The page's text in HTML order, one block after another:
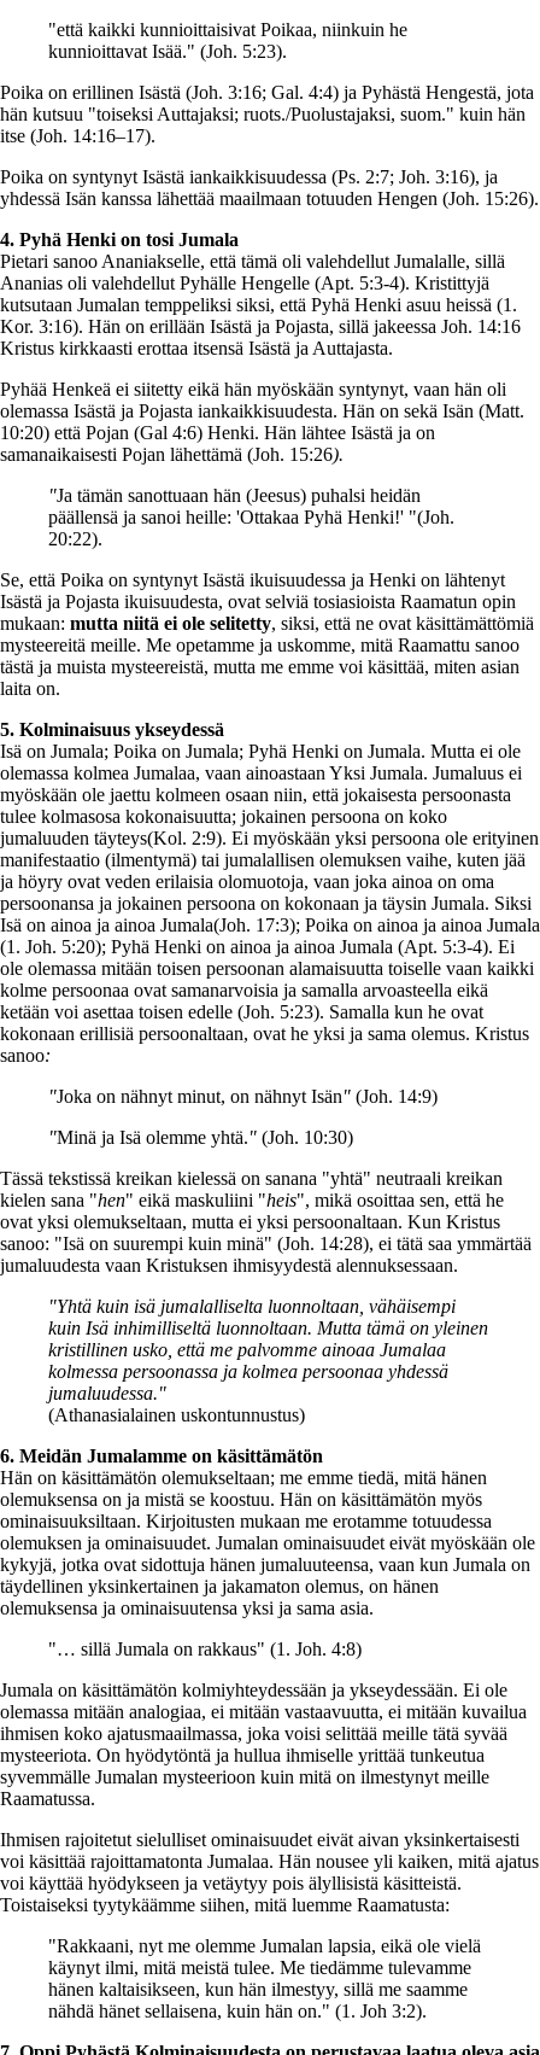
"että kaikki kunnioittaisivat Poikaa, niinkuin he
kunnioittavat Isää." (Joh. 5:23).
Poika on erillinen Isästä (Joh. 3:16; Gal. 4:4) ja Pyhästä Hengestä, jota
hän kutsuu "toiseksi Auttajaksi; ruots./Puolustajaksi, suom." kuin hän
itse (Joh. 14:16–17).
Poika on syntynyt Isästä iankaikkisuudessa (Ps. 2:7; Joh. 3:16), ja
yhdessä Isän kanssa lähettää maailmaan totuuden Hengen (Joh. 15:26).
4. Pyhä Henki on tosi Jumala
Pietari sanoo Ananiakselle, että tämä oli valehdellut Jumalalle, sillä
Ananias oli valehdellut Pyhälle Hengelle (Apt. 5:3-4). Kristittyjä
kutsutaan Jumalan temppeliksi siksi, että Pyhä Henki asuu heissä (1.
Kor. 3:16). Hän on erillään Isästä ja Pojasta, sillä jakeessa Joh. 14:16
Kristus kirkkaasti erottaa itsensä Isästä ja Auttajasta.
Pyhää Henkeä ei siitetty eikä hän myöskään syntynyt, vaan hän oli
olemassa Isästä ja Pojasta iankaikkisuudesta. Hän on sekä Isän (Matt.
10:20) että Pojan (Gal 4:6) Henki. Hän lähtee Isästä ja on
samanaikaisesti Pojan lähettämä (Joh. 15:26).
"Ja tämän sanottuaan hän (Jeesus) puhalsi heidän
päällensä ja sanoi heille: 'Ottakaa Pyhä Henki!' "(Joh.
20:22).
Se, että Poika on syntynyt Isästä ikuisuudessa ja Henki on lähtenyt
Isästä ja Pojasta ikuisuudesta, ovat selviä tosiasioista Raamatun opin
mukaan: mutta niitä ei ole selitetty, siksi, että ne ovat käsittämättömiä
mysteereitä meille. Me opetamme ja uskomme, mitä Raamattu sanoo
tästä ja muista mysteereistä, mutta me emme voi käsittää, miten asian
laita on.
5. Kolminaisuus ykseydessä
Isä on Jumala; Poika on Jumala; Pyhä Henki on Jumala. Mutta ei ole
olemassa kolmea Jumalaa, vaan ainoastaan Yksi Jumala. Jumaluus ei
myöskään ole jaettu kolmeen osaan niin, että jokaisesta persoonasta
tulee kolmasosa kokonaisuutta; jokainen persoona on koko
jumaluuden täyteys(Kol. 2:9). Ei myöskään yksi persoona ole erityinen
manifestaatio (ilmentymä) tai jumalallisen olemuksen vaihe, kuten jää
ja höyry ovat veden erilaisia olomuotoja, vaan joka ainoa on oma
persoonansa ja jokainen persoona on kokonaan ja täysin Jumala. Siksi
Isä on ainoa ja ainoa Jumala(Joh. 17:3); Poika on ainoa ja ainoa Jumala
(1. Joh. 5:20); Pyhä Henki on ainoa ja ainoa Jumala (Apt. 5:3-4). Ei
ole olemassa mitään toisen persoonan alamaisuutta toiselle vaan kaikki
kolme persoonaa ovat samanarvoisia ja samalla arvoasteella eikä
ketään voi asettaa toisen edelle (Joh. 5:23). Samalla kun he ovat
kokonaan erillisiä persoonaltaan, ovat he yksi ja sama olemus. Kristus
sanoo:
"Joka on nähnyt minut, on nähnyt Isän" (Joh. 14:9)
"Minä ja Isä olemme yhtä." (Joh. 10:30)
Tässä tekstissä kreikan kielessä on sanana "yhtä" neutraali kreikan
kielen sana "hen" eikä maskuliini "heis", mikä osoittaa sen, että he
ovat yksi olemukseltaan, mutta ei yksi persoonaltaan. Kun Kristus
sanoo: "Isä on suurempi kuin minä" (Joh. 14:28), ei tätä saa ymmärtää
jumaluudesta vaan Kristuksen ihmisyydestä alennuksessaan.
"Yhtä kuin isä jumalalliselta luonnoltaan, vähäisempi
kuin Isä inhimilliseltä luonnoltaan. Mutta tämä on yleinen
kristillinen usko, että me palvomme ainoaa Jumalaa
kolmessa persoonassa ja kolmea persoonaa yhdessä
jumaluudessa."
(Athanasialainen uskontunnustus)
6. Meidän Jumalamme on käsittämätön
Hän on käsittämätön olemukseltaan; me emme tiedä, mitä hänen
olemuksensa on ja mistä se koostuu. Hän on käsittämätön myös
ominaisuuksiltaan. Kirjoitusten mukaan me erotamme totuudessa
olemuksen ja ominaisuudet. Jumalan ominaisuudet eivät myöskään ole
kykyjä, jotka ovat sidottuja hänen jumaluuteensa, vaan kun Jumala on
täydellinen yksinkertainen ja jakamaton olemus, on hänen
olemuksensa ja ominaisuutensa yksi ja sama asia.
"… sillä Jumala on rakkaus" (1. Joh. 4:8)
Jumala on käsittämätön kolmiyhteydessään ja ykseydessään. Ei ole
olemassa mitään analogiaa, ei mitään vastaavuutta, ei mitään kuvailua
ihmisen koko ajatusmaailmassa, joka voisi selittää meille tätä syvää
mysteeriota. On hyödytöntä ja hullua ihmiselle yrittää tunkeutua
syvemmälle Jumalan mysteerioon kuin mitä on ilmestynyt meille
Raamatussa.
Ihmisen rajoitetut sielulliset ominaisuudet eivät aivan yksinkertaisesti
voi käsittää rajoittamatonta Jumalaa. Hän nousee yli kaiken, mitä ajatus
voi käyttää hyödykseen ja vetäytyy pois älyllisistä käsitteistä.
Toistaiseksi tyytykäämme siihen, mitä luemme Raamatusta:
"Rakkaani, nyt me olemme Jumalan lapsia, eikä ole vielä
käynyt ilmi, mitä meistä tulee. Me tiedämme tulevamme
hänen kaltaisikseen, kun hän ilmestyy, sillä me saamme
nähdä hänet sellaisena, kuin hän on." (1. Joh 3:2).